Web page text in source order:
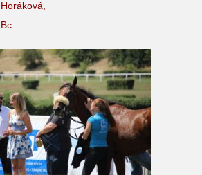
Horáková,
Bc.